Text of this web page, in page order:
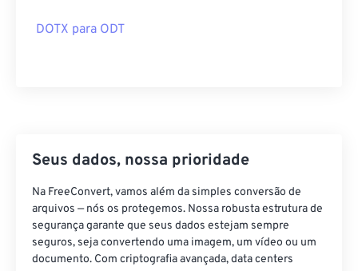
DOTX para ODT
Seus dados, nossa prioridade
Na FreeConvert, vamos além da simples conversão de
arquivos — nós os protegemos. Nossa robusta estrutura de
segurança garante que seus dados estejam sempre
seguros, seja convertendo uma imagem, um vídeo ou um
documento. Com criptografia avançada, data centers